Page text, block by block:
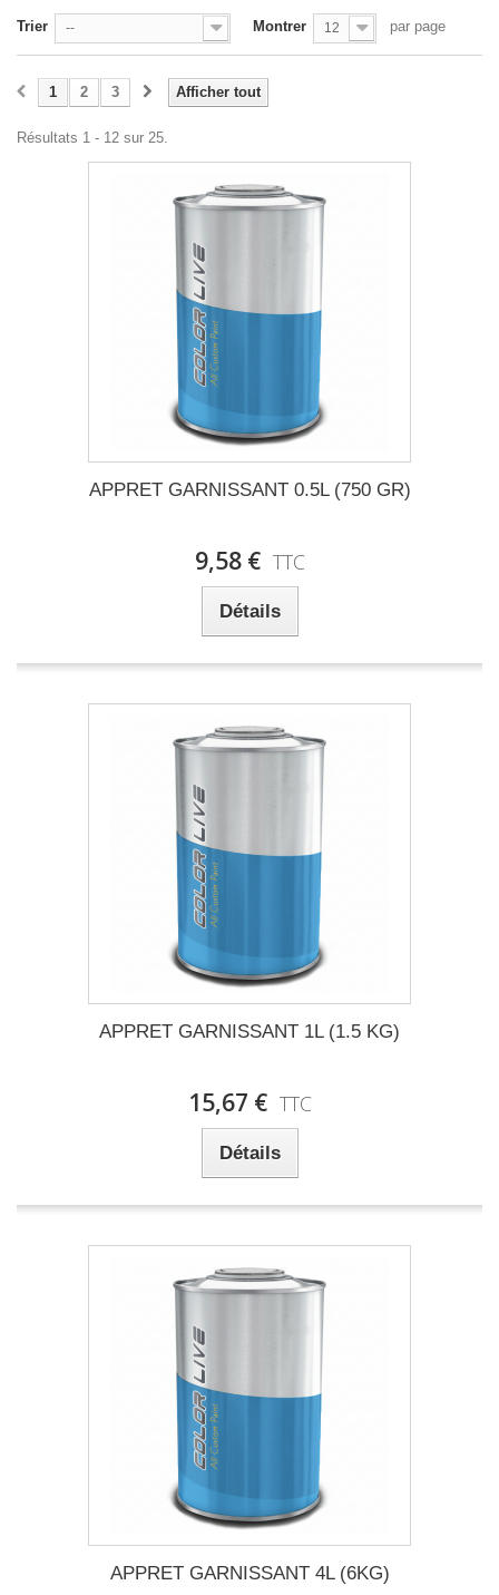
Trier -- Montrer 12 par page
Afficher tout
1 2 3
Résultats 1 - 12 sur 25.
APPRET GARNISSANT 0.5L (750 GR)
9,58 € TTC
Détails
APPRET GARNISSANT 1L (1.5 KG)
15,67 € TTC
Détails
APPRET GARNISSANT 4L (6KG)